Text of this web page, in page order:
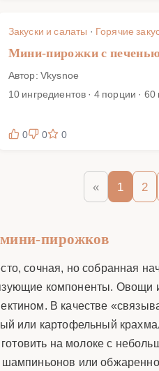
Закуски и салаты · Горячие
Мини-пирожки с
Автор: Vkysnoe
10 ингредиентов · 4 порции ·
0 0 0
« 1 2
пирожков
сочная, но собранная
компоненты.
В качестве
или картофельный
на молоке с
или